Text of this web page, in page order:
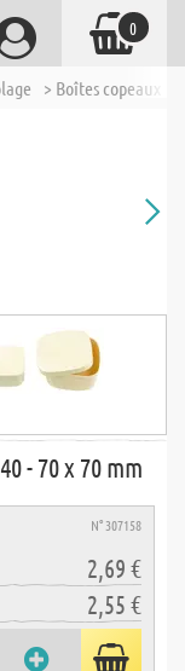
> Boîtes copeaux
- 70 x 70 mm
N° 307158
2,69 €
2,55 €
0